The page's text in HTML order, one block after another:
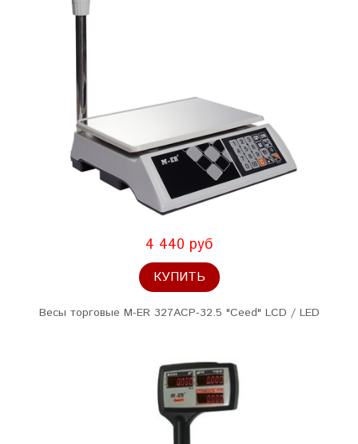
4 440 руб
КУПИТЬ
Весы торговые M-ER 327ACP-32.5 "Ceed" LCD / LED